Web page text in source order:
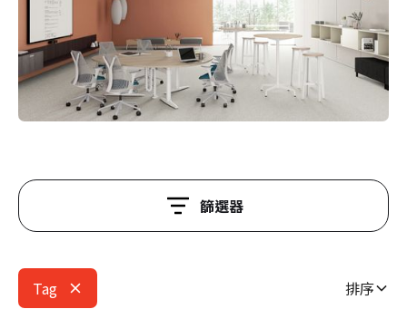
篩選器
Tag 排序